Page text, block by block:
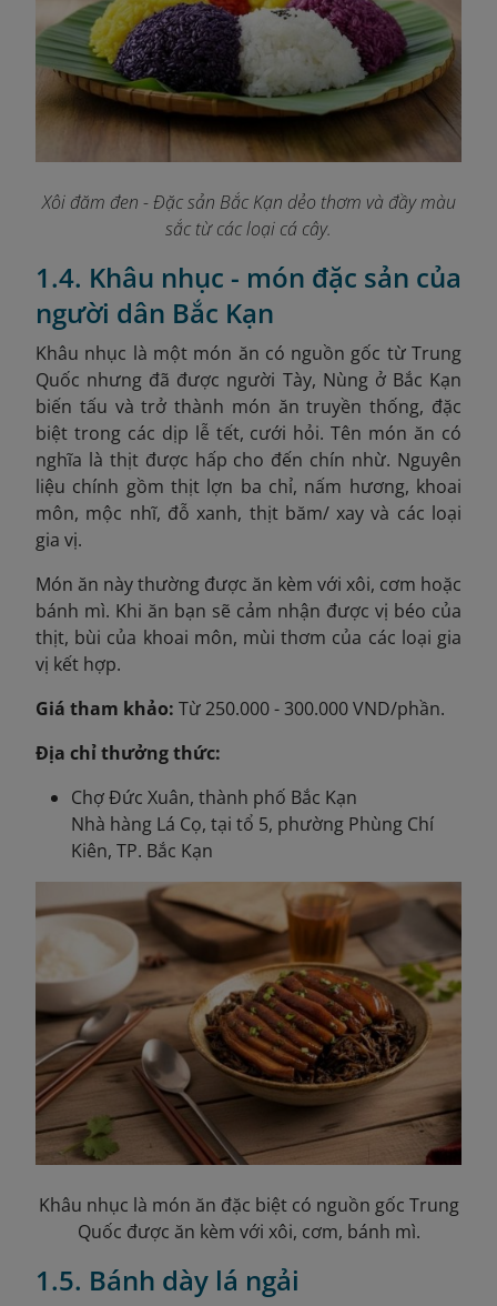
Xôi đăm đen - Đặc sản Bắc Kạn dẻo thơm và đầy màu
sắc từ các loại cá cây.
1.4. Khâu nhục - món đặc sản của
người dân Bắc Kạn
Khâu nhục là một món ăn có nguồn gốc từ Trung
Quốc nhưng đã được người Tày, Nùng ở Bắc Kạn
biến tấu và trở thành món ăn truyền thống, đặc
biệt trong các dịp lễ tết, cưới hỏi. Tên món ăn có
nghĩa là thịt được hấp cho đến chín nhừ. Nguyên
liệu chính gồm thịt lợn ba chỉ, nấm hương, khoai
môn, mộc nhĩ, đỗ xanh, thịt băm/ xay và các loại
gia vị.
Món ăn này thường được ăn kèm với xôi, cơm hoặc
bánh mì. Khi ăn bạn sẽ cảm nhận được vị béo của
thịt, bùi của khoai môn, mùi thơm của các loại gia
vị kết hợp.
Giá tham khảo: Từ 250.000 - 300.000 VND/phần.
Địa chỉ thưởng thức:
Chợ Đức Xuân, thành phố Bắc Kạn
Nhà hàng Lá Cọ, tại tổ 5, phường Phùng Chí
Kiên, TP. Bắc Kạn
Khâu nhục là món ăn đặc biệt có nguồn gốc Trung
Quốc được ăn kèm với xôi, cơm, bánh mì.
1.5. Bánh dày lá ngải